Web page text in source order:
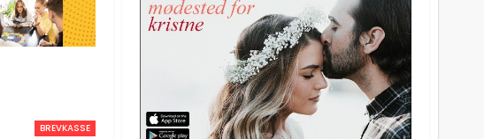
BREVKASSE